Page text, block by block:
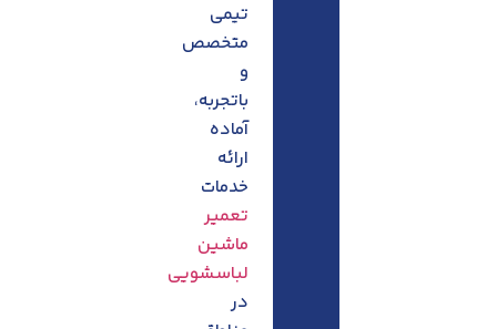
تیمی
متخصص
و
باتجربه،
آماده
ارائه
خدمات
تعمیر
ماشین
لباسشویی
در